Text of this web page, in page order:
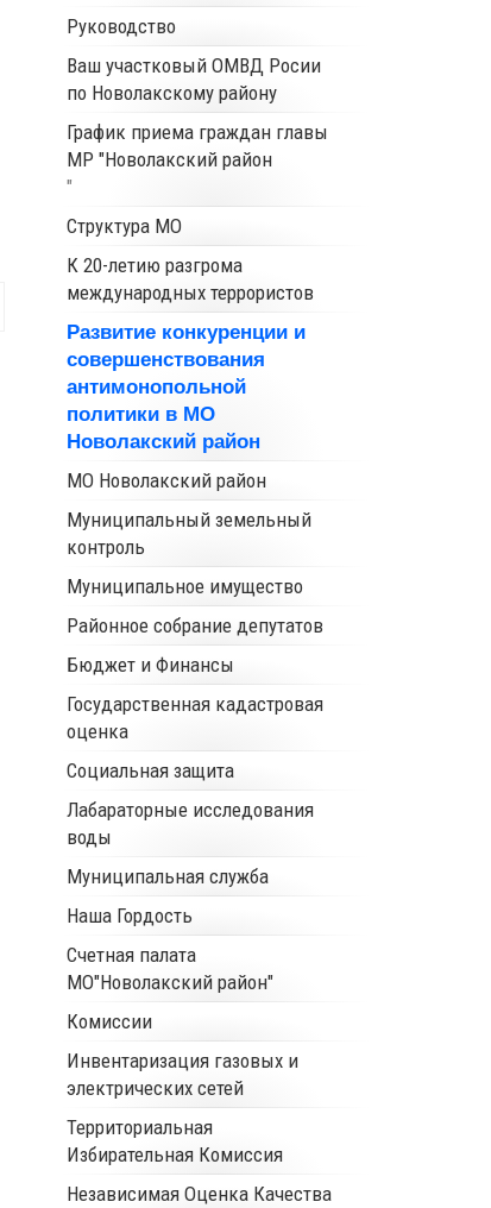
Руководство
Ваш участковый ОМВД Росии
по Новолакскому району
График приема граждан главы
МР "Новолакский район
"
Структура МО
К 20-летию разгрома
международных террористов
Развитие конкуренции и
совершенствования
антимонопольной
политики в МО
Новолакский район
МО Новолакский район
Муниципальный земельный
контроль
Муниципальное имущество
Районное собрание депутатов
Бюджет и Финансы
Государственная кадастровая
оценка
Социальная защита
Лабараторные исследования
воды
Муниципальная служба
Наша Гордость
Счетная палата
МО"Новолакский район"
Комиссии
Инвентаризация газовых и
электрических сетей
Территориальная
Избирательная Комиссия
Независимая Оценка Качества